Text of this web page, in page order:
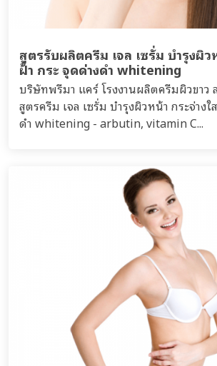
สูตรรับผลิตครีม เจล เซรั่ม บำรุงผิว
ฝ้า กระ จุดด่างดำ whitening
บริษัทพรีมา แคร์ โรงงานผลิตครีมผิวขาว
สูตรครีม เจล เซรั่ม บำรุงผิวหน้า กระจ่าง
ดำ whitening - arbutin, vitamin C...